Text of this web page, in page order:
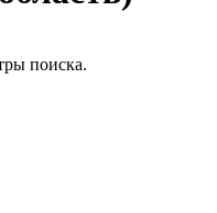
поиска.